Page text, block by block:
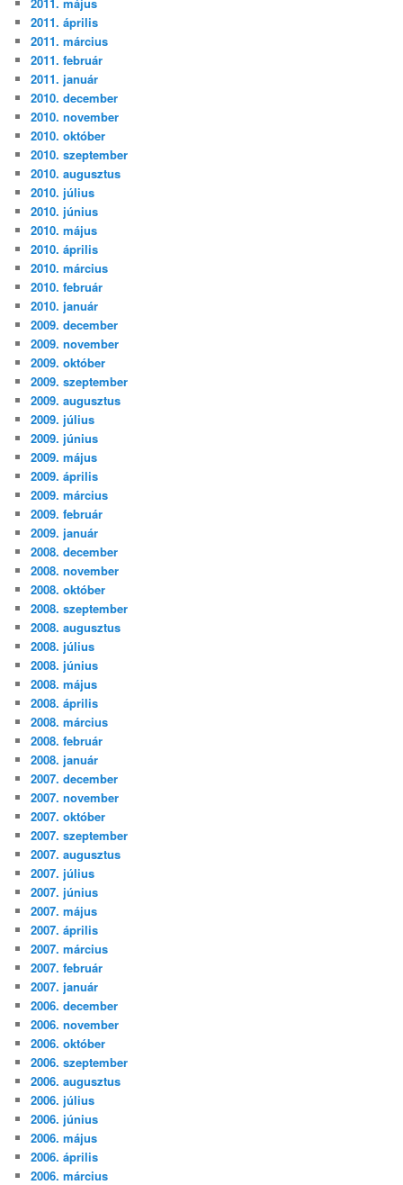
2011. május
2011. április
2011. március
2011. február
2011. január
2010. december
2010. november
2010. október
2010. szeptember
2010. augusztus
2010. július
2010. június
2010. május
2010. április
2010. március
2010. február
2010. január
2009. december
2009. november
2009. október
2009. szeptember
2009. augusztus
2009. július
2009. június
2009. május
2009. április
2009. március
2009. február
2009. január
2008. december
2008. november
2008. október
2008. szeptember
2008. augusztus
2008. július
2008. június
2008. május
2008. április
2008. március
2008. február
2008. január
2007. december
2007. november
2007. október
2007. szeptember
2007. augusztus
2007. július
2007. június
2007. május
2007. április
2007. március
2007. február
2007. január
2006. december
2006. november
2006. október
2006. szeptember
2006. augusztus
2006. július
2006. június
2006. május
2006. április
2006. március